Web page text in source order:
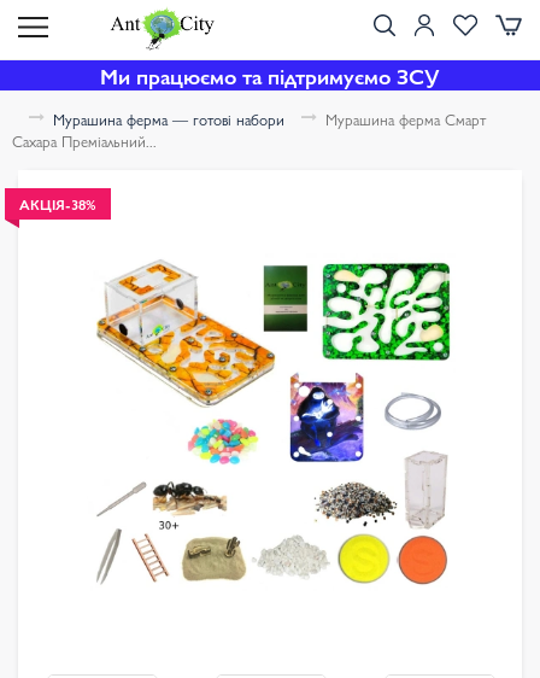
Ми працюємо та підтримуємо ЗСУ
Мурашина ферма — готові набори
Мурашина ферма Смарт
Сахара Преміальний...
АКЦІЯ-38%